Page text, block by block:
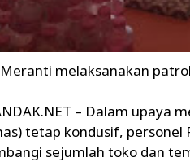
melaksanakan
– Dalam
tetap kondusif, personel
sejumlah toko dan